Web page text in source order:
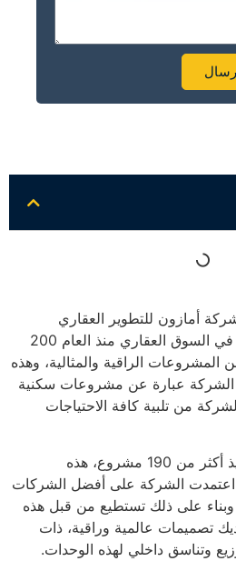
أمازون للتطوير العقاري
Amazon Developments في السوق العقاري منذ العام 200
المشروعات الراقية والمثالية، وهذه
الشركة عبارة عن مشروعات سكنية
من تلبية كافة الاحتياجات
وقد تمكنت الشركة من تنفيذ أكثر من 190 مشروع، هذه
اعتمدت الشركة على أفضل الشركات
وبناء على ذلك تستطيع من قبل هذه
تصميمات عالمية وراقية، ذات
وتناسق داخلي لهذه الوحدات.